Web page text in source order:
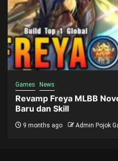
Games News
Revamp Freya MLBB
Baru dan Skill
9 months ago Admin Pojok